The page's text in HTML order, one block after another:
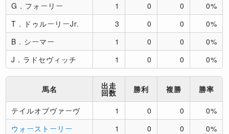
G．フォーリー 1 0 0
0%
T．ドゥルーリーJr.
3 0 0
0%
B．シーマー
1 0 0
0%
J．ラドセヴィッチ
1 0 0 0%
馬名 出走
回数 勝利 複勝 勝率
テイルオブヴァーヴ 1 0 0
0%
ウォーストーリー
1 0 0
0%